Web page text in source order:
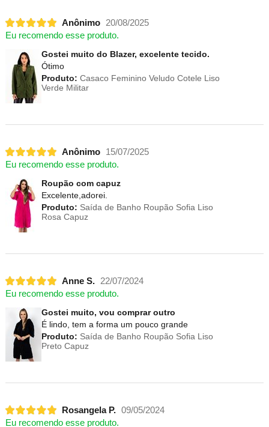
Anônimo
20/08/2025
Eu recomendo esse produto.
Gostei muito do Blazer, excelente tecido.
Ótimo
Produto: Casaco Feminino Veludo Cotele Liso
Verde Militar
Anônimo
15/07/2025
Eu recomendo esse produto.
Roupão com capuz
Excelente,adorei.
Produto: Saída de Banho Roupão Sofia Liso
Rosa Capuz
Anne S.
22/07/2024
Eu recomendo esse produto.
Gostei muito, vou comprar outro
É lindo, tem a forma um pouco grande
Produto: Saída de Banho Roupão Sofia Liso
Preto Capuz
Rosangela P. 09/05/2024
Eu recomendo esse produto.